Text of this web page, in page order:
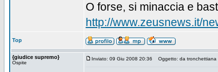
O forse, si minaccia e
http://www.zeusnews.it/
Top
{giudice supremo}
Ospite
Inviato: 09 Giu 2008 20:36 Oggetto: da tronchettiana